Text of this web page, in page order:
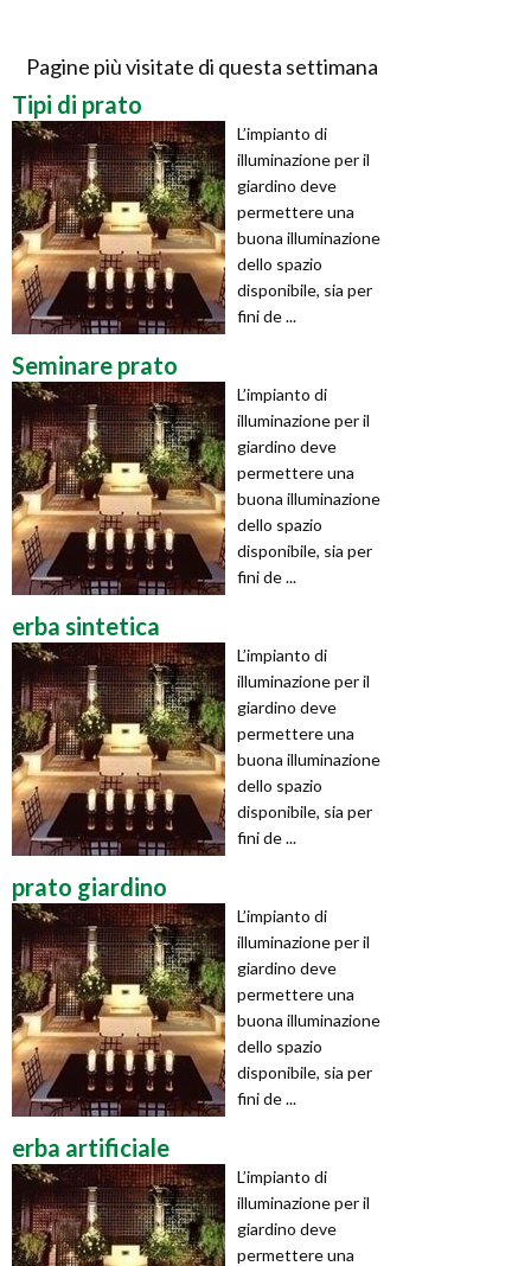
Pagine più visitate di questa settimana
Tipi di prato
L’impianto di
illuminazione per il
giardino deve
permettere una
buona illuminazione
dello spazio
disponibile, sia per
fini de ...
Seminare prato
L’impianto di
illuminazione per il
giardino deve
permettere una
buona illuminazione
dello spazio
disponibile, sia per
fini de ...
erba sintetica
L’impianto di
illuminazione per il
giardino deve
permettere una
buona illuminazione
dello spazio
disponibile, sia per
fini de ...
prato giardino
L’impianto di
illuminazione per il
giardino deve
permettere una
buona illuminazione
dello spazio
disponibile, sia per
fini de ...
erba artificiale
L’impianto di
illuminazione per il
giardino deve
permettere una